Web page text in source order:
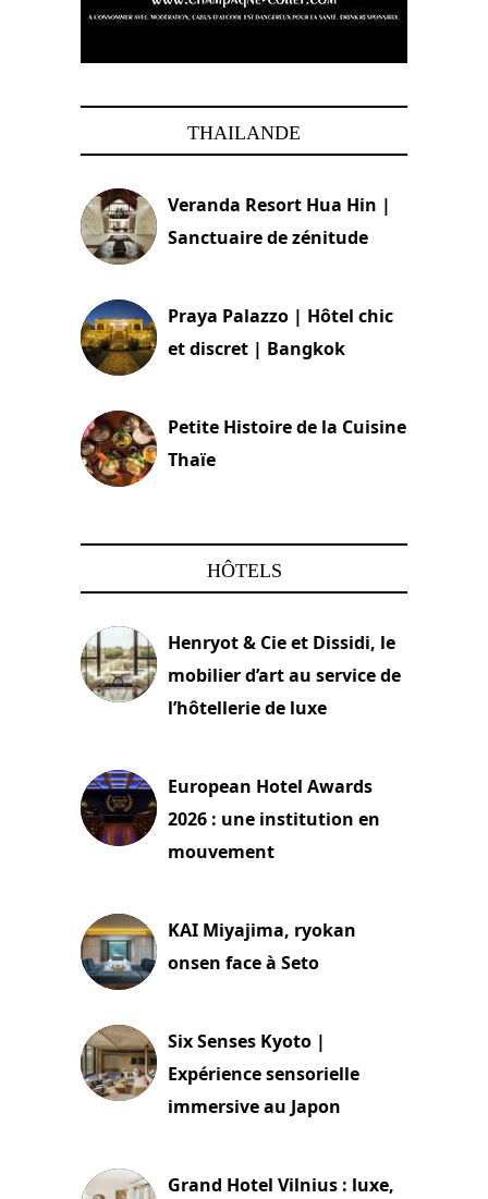
THAILANDE
Veranda Resort Hua Hin |
Sanctuaire de zénitude
Praya Palazzo | Hôtel chic
et discret | Bangkok
Petite Histoire de la Cuisine
Thaïe
HÔTELS
Henryot & Cie et Dissidi, le
mobilier d’art au service de
l’hôtellerie de luxe
European Hotel Awards
2026 : une institution en
mouvement
KAI Miyajima, ryokan
onsen face à Seto
Six Senses Kyoto |
Expérience sensorielle
immersive au Japon
Grand Hotel Vilnius : luxe,